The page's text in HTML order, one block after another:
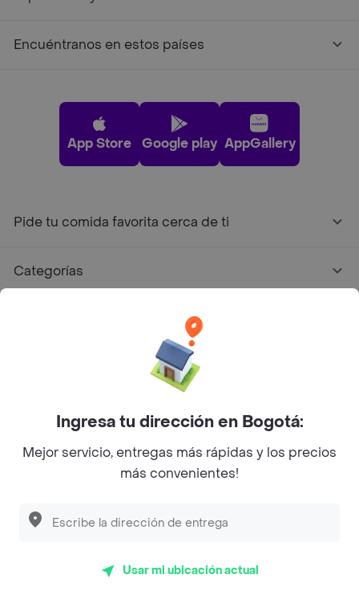
Descubre las PROMOCIONES que tenemos
Encuéntranos en estos países
App Store Google play AppGallery
Pide tu comida favorita cerca de ti
Categorías
Facebook
Twitter
Instagram
©2026Rappi Inc. All rights reserved.
Ingresa tu dirección en Bogotá:
Mejor servicio, entregas más rápidas y los precios
más convenientes!
Usar mi ubicación actual